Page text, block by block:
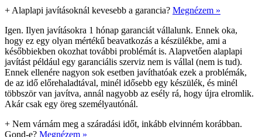
+ Alaplapi javításoknál kevesebb a garancia? Megnézem »
Igen. Ilyen javításokra 1 hónap garanciát vállalunk. Ennek oka,
hogy ez egy olyan mértékű beavatkozás a készülékbe, ami a
későbbiekben okozhat további problémát is. Alapvetően alaplapi
javítást például egy garanciális szerviz nem is vállal (nem is tud).
Ennek ellenére nagyon sok esetben javíthatóak ezek a problémák,
de az idő előrehaladtával, minél idősebb egy készülék, és minél
többször van javítva, annál nagyobb az esély rá, hogy újra elromlik.
Akár csak egy öreg személyautónál.
+ Nem várnám meg a száradási időt, inkább elvinném korábban.
Gond-e? Megnézem »